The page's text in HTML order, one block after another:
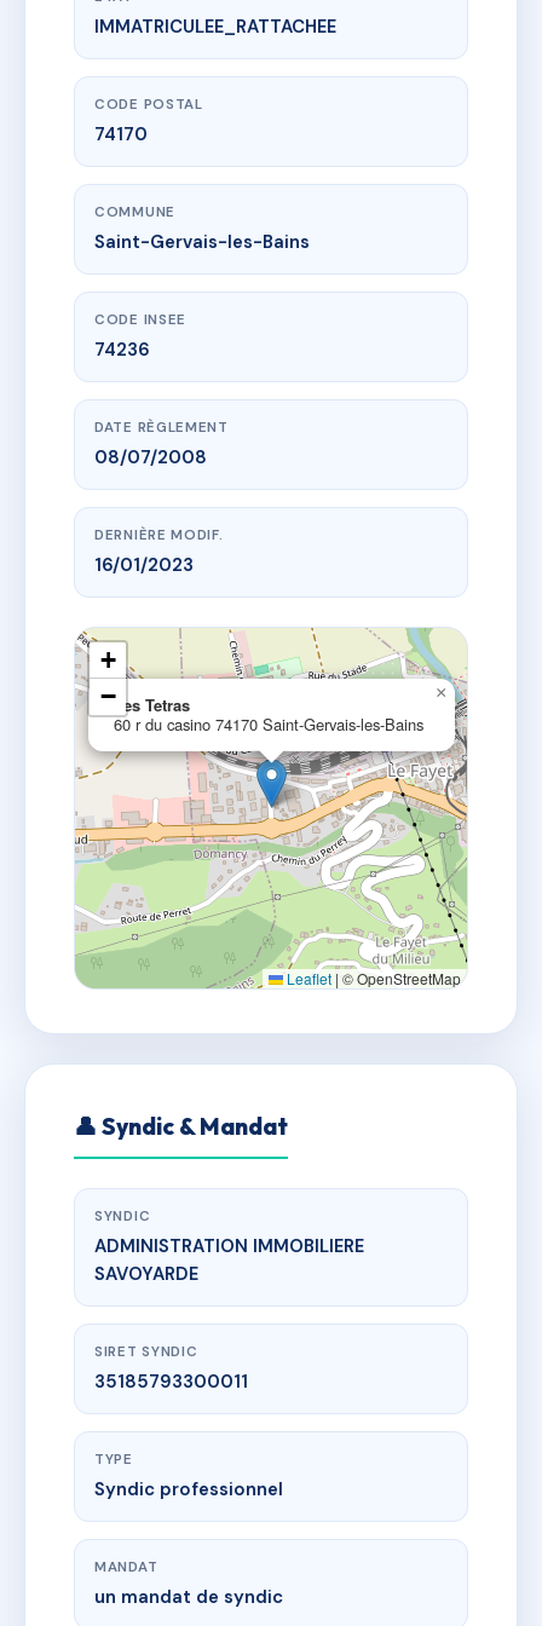
www.vme.plus/AA4452215
Les Tetras
60 r du casino74170 Saint-Gervais-les-Bains
IMMATRICULEE_RATTACHEE
CODE POSTAL
74170
COMMUNE
Saint-Gervais-les-Bains
CODE INSEE
74236
DATE RÈGLEMENT
08/07/2008
DERNIÈRE MODIF.
16/01/2023
Les Tetras
60 r du casino 74170 Saint-Gervais-les-Bains
×
+
−
Leaflet | © OpenStreetMap
👤 Syndic & Mandat
SYNDIC
ADMINISTRATION IMMOBILIERE
SAVOYARDE
SIRET SYNDIC
35185793300011
TYPE
Syndic professionnel
MANDAT
un mandat de syndic